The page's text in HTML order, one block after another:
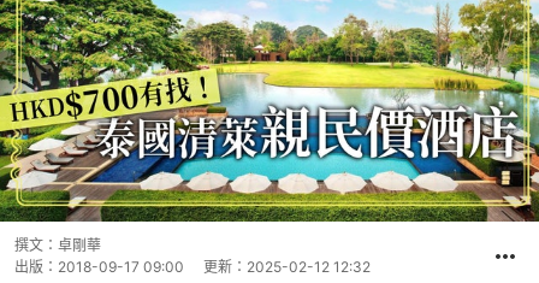
撰文： 卓剛華
出版： 2018-09-17 09:00 更新： 2025-02-12 12:32